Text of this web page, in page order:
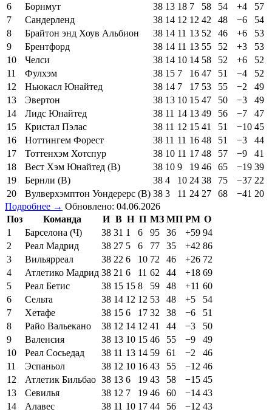
6
Борнмут 38 13 18 7 58 54 +4
57
7
Сандерленд 38 14 12 12 42 48 −6
54
8
Брайтон энд Хоув Альбион 38 14 11 13 52 46 +6
53
9
Брентфорд 38 14 11 13 55 52 +3
53
10
Челси 38 14 10 14 58 52 +6
52
11
Фулхэм 38 15 7 16 47 51 −4
52
12
Ньюкасл Юнайтед 38 14 7 17 53 55 −2
49
13
Эвертон 38 13 10 15 47 50 −3
49
14
Лидс Юнайтед 38 11 14 13 49 56 −7
47
15
Кристал Пэлас 38 11 12 15 41 51 −10 45
16
Ноттингем Форест 38 11 11 16 48 51 −3
44
17
Тоттенхэм Хотспур 38 10 11 17 48 57 −9
41
18
Вест Хэм Юнайтед (В) 38 10 9 19 46 65 −19 39
19
Бернли (В) 38 4 10 24 38 75 −37 22
20
Вулверхэмптон Уондерерс (В) 38 3 11 24 27 68 −41 20
Подробнее → Обновлено: 04.06.2026
Поз
Команда И В Н П МЗ МП РМ О
1
Барселона (Ч) 38 31 1 6 95 36 +59 94
2
Реал Мадрид 38 27 5 6 77 35 +42 86
3
Вильярреал 38 22 6 10 72 46 +26 72
4
Атлетико Мадрид 38 21 6 11 62 44 +18 69
5
Реал Бетис 38 15 15 8 59 48 +11 60
6
Сельта 38 14 12 12 53 48 +5
54
7
Хетафе 38 15 6 17 32 38 −6
51
8
Райо Вальекано 38 12 14 12 41 44 −3
50
9
Валенсия 38 13 10 15 46 55 −9
49
10
Реал Сосьедад 38 11 13 14 59 61 −2
46
11
Эспаньол 38 12 10 16 43 55 −12 46
12
Атлетик Бильбао 38 13 6 19 43 58 −15 45
13
Севилья 38 12 7 19 46 60 −14 43
14
Алавес 38 11 10 17 44 56 −12 43